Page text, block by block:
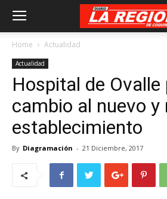
Home Actualidad
Actualidad
Hospital de Ovalle
cambio al nuevo y
establecimiento
By Diagramación - 21 Diciembre, 2017